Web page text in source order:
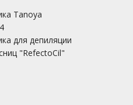
Tanoya
для депиляции
"RefectoCil"